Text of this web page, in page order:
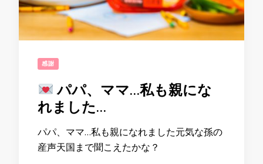
感謝
パパ、ママ…私も親にな
れました…
パパ、ママ…私も親になれました元気な孫の
産声天国まで聞こえたかな？